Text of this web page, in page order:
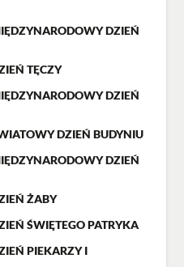
DZIEŃ
TĘCZY
DZIEŃ
DZIEŃ BUDYNIU
DZIEŃ
ŻABY
ŚWIĘTEGO PATRYKA
PIEKARZY I